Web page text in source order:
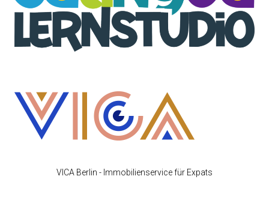
VICA Berlin - Immobilienservice für Expats